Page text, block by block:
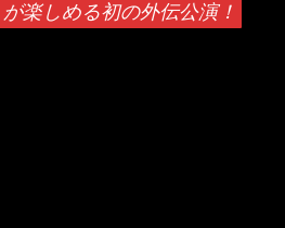
が楽しめる初の外伝公演！